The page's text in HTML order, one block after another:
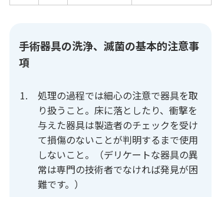
手術器具の洗浄、滅菌の基本的注意事
項
処理の過程では細心の注意で器具を取
り扱うこと。床に落としたり、衝撃を
与えた器具は製造者のチェックを受け
て損傷のないことが判明するまで使用
しないこと。（デリケートな器具の異
常は専門の技術者でなければ発見が困
難です。）